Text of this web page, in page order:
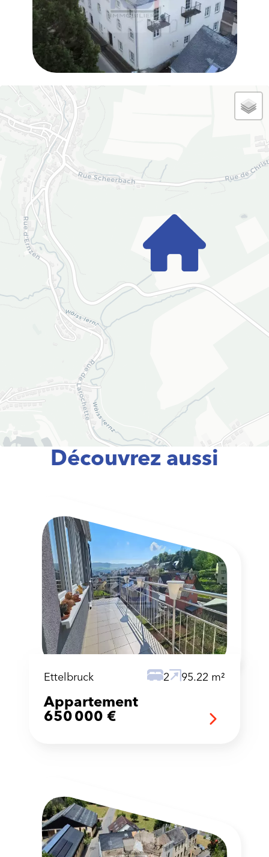
Découvrez aussi
Ettelbruck 2 95.22 m²
Appartement
650 000 €